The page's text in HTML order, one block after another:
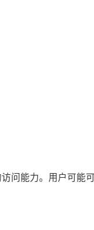
问能力。用户可能